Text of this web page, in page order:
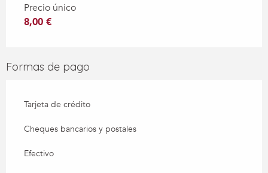
Precio único
8,00 €
Formas de pago
Tarjeta de crédito
Cheques bancarios y postales
Efectivo